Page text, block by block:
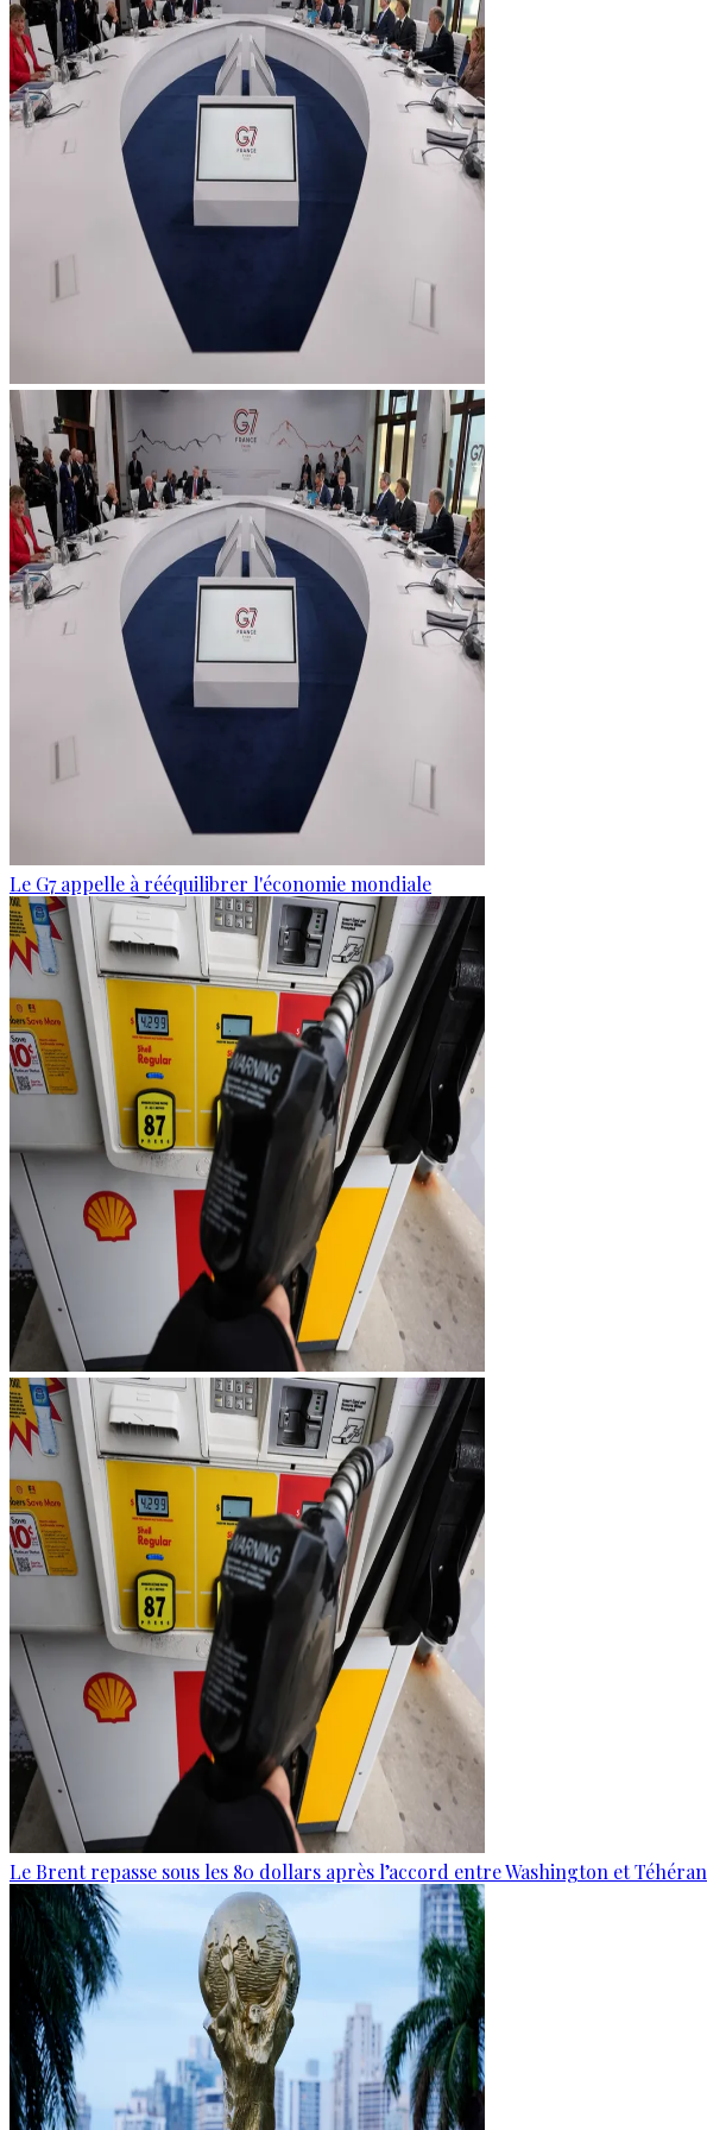
Le G7 appelle à rééquilibrer l'économie mondiale
Le Brent repasse sous les 80 dollars après l’accord entre Washington et Téhéran